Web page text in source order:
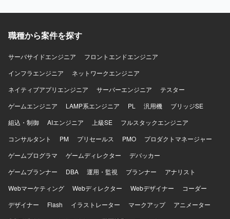
職種から案件を探す
サーバサイドエンジニア
フロントエンドエンジニア
インフラエンジニア
ネットワークエンジニア
ネイティブアプリエンジニア
サーバーエンジニア
テスター
ゲームエンジニア
LAMP系エンジニア PL 汎用機
ブリッジSE
組込・制御
AIエンジニア 上級SE
フルスタックエンジニア
コンサルタント
PM プリセールス PMO
プロダクトマネージャー
ゲームプログラマ
ゲームディレクター
デバッカー
ゲームプランナー
DBA 運用・監視 プランナー
アナリスト
Webマーケティング
Webディレクター Webデザイナー
コーダー
デザイナー
Flash イラストレーター マークアップ
アニメーター